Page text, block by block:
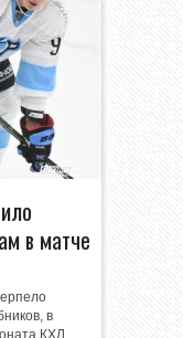
в матче
в
КХЛ.